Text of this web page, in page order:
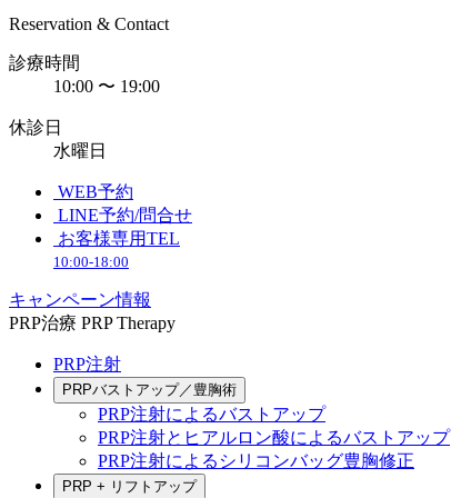
Reservation & Contact
診療時間
10:00 〜 19:00
休診日
水曜日
WEB予約
LINE予約/問合せ
お客様専用TEL
10:00-18:00
キャンペーン情報
PRP治療 PRP Therapy
PRP注射
PRPバストアップ／豊胸術
PRP注射によるバストアップ
PRP注射とヒアルロン酸によるバストアップ
PRP注射によるシリコンバッグ豊胸修正
PRP + リフトアップ